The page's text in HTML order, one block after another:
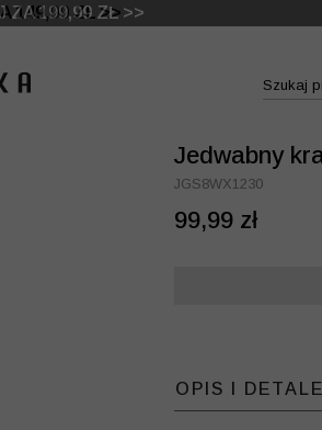
149,99 ZŁ >>
I TRZECI PRODUKT >>
Szukaj
Jedwabny
JGS8WX1230
99,99 zł
OPIS I DETALE